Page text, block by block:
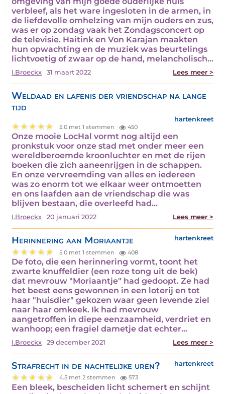
verbleef, als het ware ingesloten in de armen, in
de liefdevolle omhelzing van mijn ouders en zus,
was er op zondag vaak het Zondagsconcert op
de televisie. Haitink en Von Karajan maakten
hun opwachting en de muziek was beurtelings
lichtvoetig of zwaar op de hand, melancholisch…
I.Broeckx 31 maart 2022 Lees meer >
Weldaad en lafenis der vriendschap na lange
tijd
hartenkreet
5.0 met 1 stemmen 450
Onze mooie LocHal vormt nog altijd een
pronkstuk voor onze stad met onder meer een
wereldberoemde kroonluchter en met de rijen
boeken die zich aaneenrijgen in de schappen.
En onze vervreemding van alles en iedereen
was zo enorm tot we elkaar weer ontmoetten
en ons laafden aan de vriendschap die was
blijven bestaan, die overleefd had…
I.Broeckx 20 januari 2022 Lees meer >
Herinnering aan Moriaantje hartenkreet
5.0 met 1 stemmen 408
De foto, die een herinnering vormt, toont het
zwarte knuffeldier (een roze tong uit de bek)
dat mevrouw "Moriaantje" had gedoopt. Ze had
het beest eens gewonnen in een loterij en tot
haar "huisdier" gekozen waar geen levende ziel
naar haar omkeek. Ik had mevrouw
aangetroffen in diepe eenzaamheid, verdriet en
wanhoop; een fragiel dametje dat echter…
I.Broeckx 29 december 2021 Lees meer >
Strafrecht in de nachtelijke uren? hartenkreet
4.5 met 2 stemmen 573
Een bleek, bescheiden licht schemert en schijnt